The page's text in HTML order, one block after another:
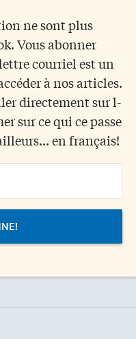
ne sont plus
Vous abonner
courriel est un
à nos articles.
directement sur l-
sur ce qui ce passe
en français!